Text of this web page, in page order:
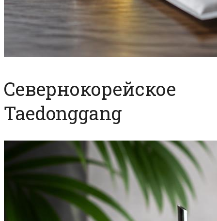
Севернокорейское
Taedonggang